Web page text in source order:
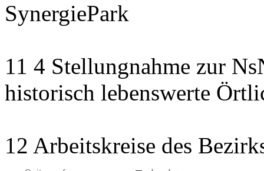
SynergiePark
11 4 Stellungnahme zur
historisch lebenswerte
12 Arbeitskreise des